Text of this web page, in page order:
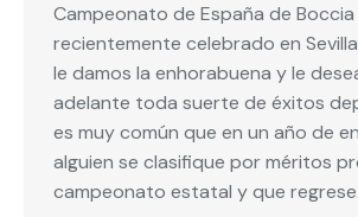
Campeonato de España de Boccia
recientemente celebrado en
le damos la enhorabuena y le
adelante toda suerte de éxitos
es muy común que en un año de
alguien se clasifique por méritos
campeonato estatal y que